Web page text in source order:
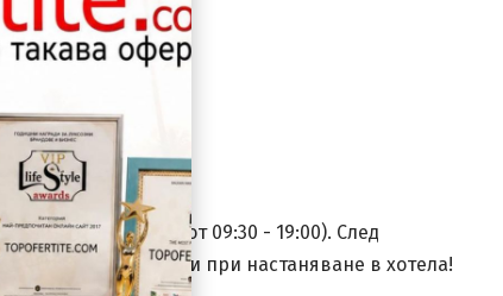
и неделя от 09:30 - 19:00). След
разпечатани при настаняване в хотела!